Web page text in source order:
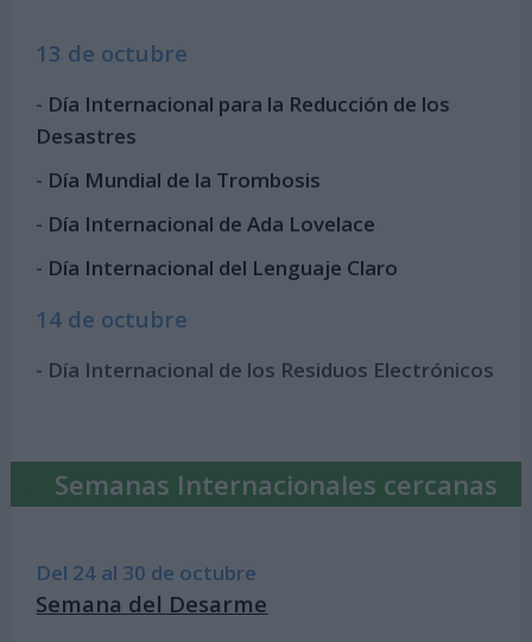
13 de octubre
- Día Internacional para la Reducción de los
Desastres
- Día Mundial de la Trombosis
- Día Internacional de Ada Lovelace
- Día Internacional del Lenguaje Claro
14 de octubre
- Día Internacional de los Residuos Electrónicos
Semanas Internacionales cercanas
Del 24 al 30 de octubre
Semana del Desarme